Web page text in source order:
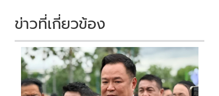
k k
ข่าวที่เกี่ยวข้อง